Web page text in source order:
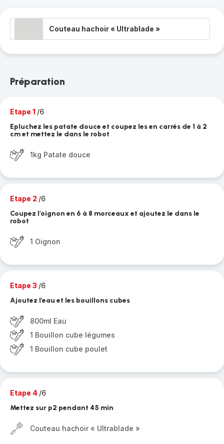
Couteau hachoir « Ultrablade »
Préparation
Etape 1 /6
Epluchez les patate douce et coupez les en carrés de 1 à 2
cm et mettez le dans le robot
1kg Patate douce
Etape 2 /6
Coupez l'oignon en 6 à 8 morceaux et ajoutez le dans le
robot
1 Oignon
Etape 3 /6
Ajoutez l'eau et les bouillons cubes
800ml Eau
1 Bouillon cube légumes
1 Bouillon cube poulet
Etape 4 /6
Mettez sur p2 pendant 45 min
Couteau hachoir « Ultrablade »